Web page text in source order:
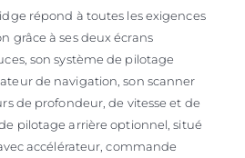
répond à toutes les exigences
grâce à ses deux écrans
son système de pilotage
de navigation, son scanner
de profondeur, de vitesse et de
pilotage arrière optionnel, situé
accélérateur, commande